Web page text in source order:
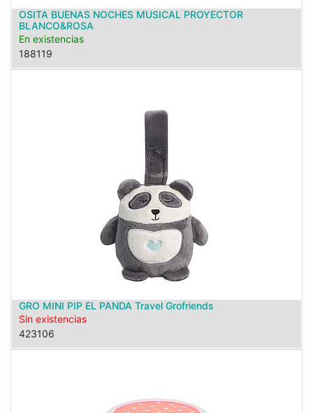
OSITA BUENAS NOCHES MUSICAL PROYECTOR
BLANCO&ROSA
En existencias
188119
GRO MINI PIP EL PANDA Travel Grofriends
Sin existencias
423106